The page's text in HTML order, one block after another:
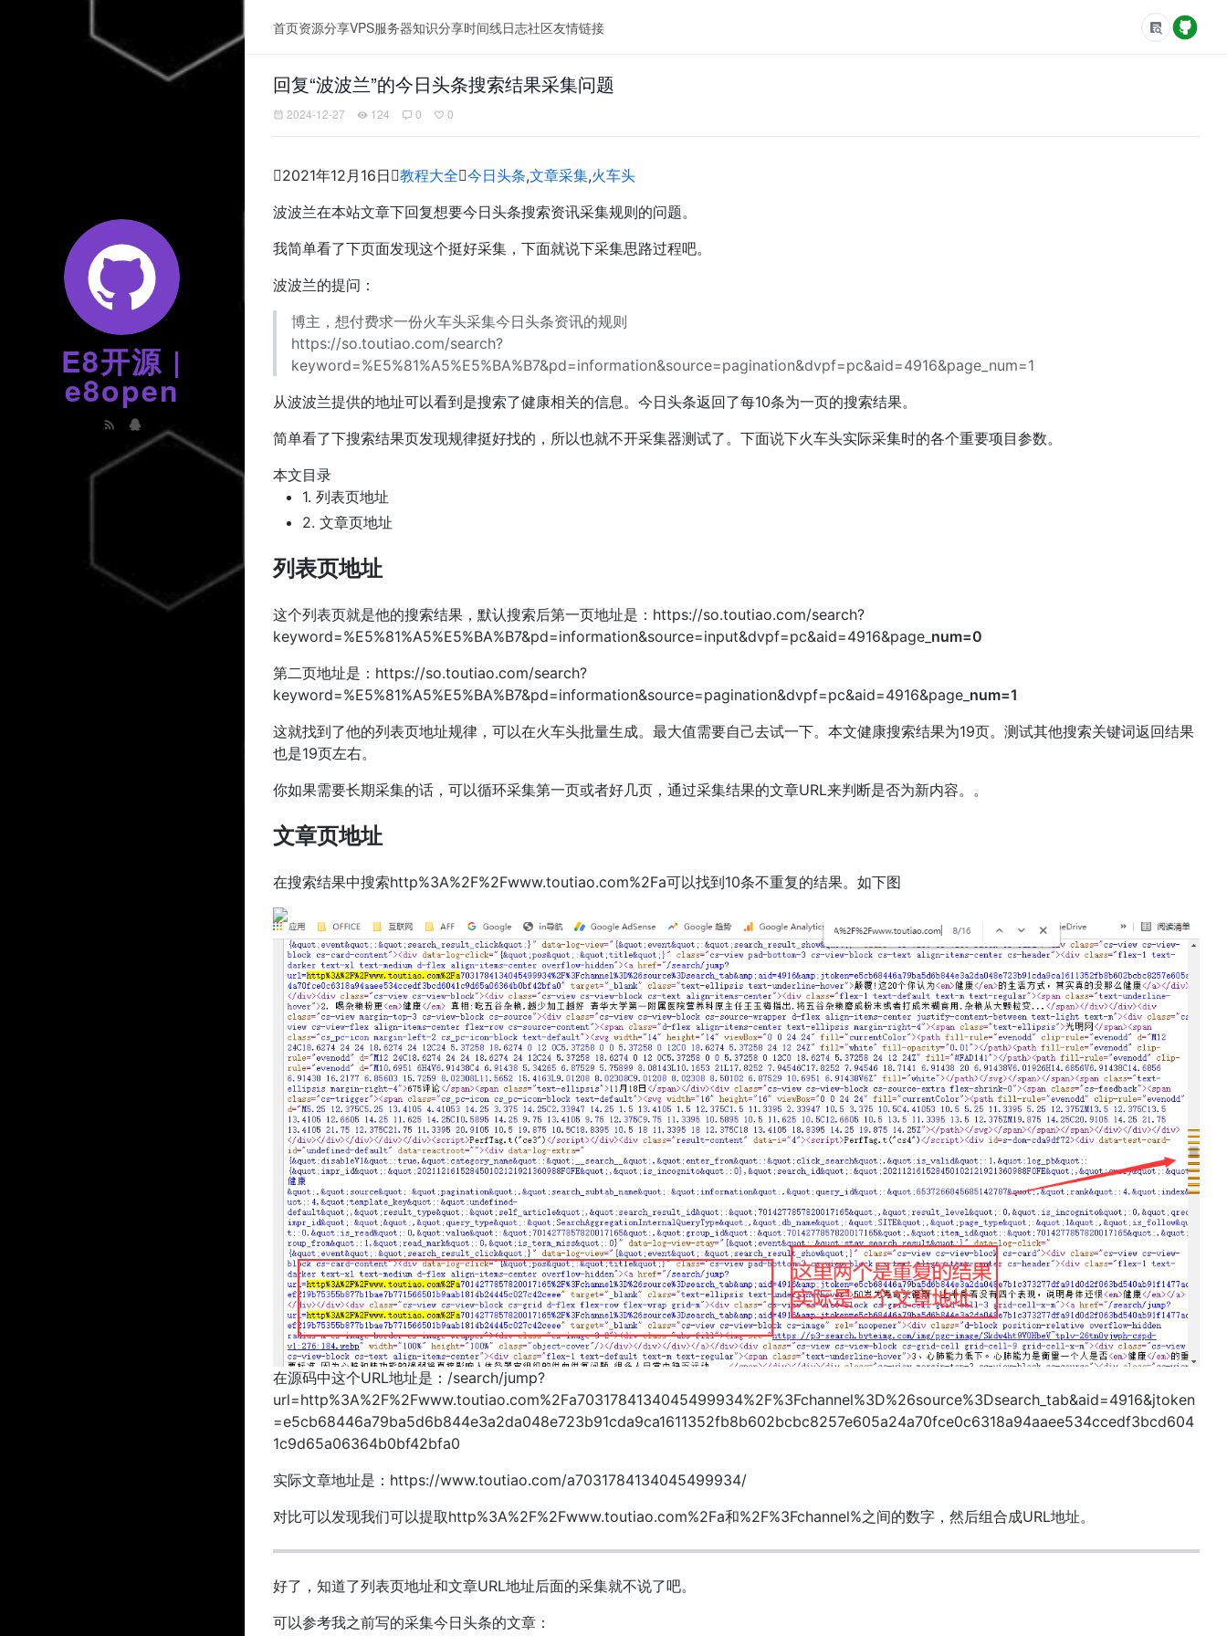
E8开源 |
e8open
首页资源分享VPS服务器知识分享时间线日志社区友情链接
回复“波波兰”的今日头条搜索结果采集问题
2024-12-27 124 0 0
2021年12月16日教程大全今日头条,文章采集,火车头
波波兰在本站文章下回复想要今日头条搜索资讯采集规则的问题。
我简单看了下页面发现这个挺好采集，下面就说下采集思路过程吧。
波波兰的提问：
博主，想付费求一份火车头采集今日头条资讯的规则
https://so.toutiao.com/search?
keyword=%E5%81%A5%E5%BA%B7&pd=information&source=pagination&dvpf=pc&aid=4916&page_num=1
从波波兰提供的地址可以看到是搜索了健康相关的信息。今日头条返回了每10条为一页的搜索结果。
简单看了下搜索结果页发现规律挺好找的，所以也就不开采集器测试了。下面说下火车头实际采集时的各个重要项目参数。
本文目录
1. 列表页地址
2. 文章页地址
列表页地址
这个列表页就是他的搜索结果，默认搜索后第一页地址是：https://so.toutiao.com/search?
keyword=%E5%81%A5%E5%BA%B7&pd=information&source=input&dvpf=pc&aid=4916&page_ num=0
第二页地址是：https://so.toutiao.com/search?
keyword=%E5%81%A5%E5%BA%B7&pd=information&source=pagination&dvpf=pc&aid=4916&page_ num=1
这就找到了他的列表页地址规律，可以在火车头批量生成。最大值需要自己去试一下。本文健康搜索结果为19页。测试其他搜索关键词返回结果
也是19页左右。
你如果需要长期采集的话，可以循环采集第一页或者好几页，通过采集结果的文章URL来判断是否为新内容。。
文章页地址
在搜索结果中搜索http%3A%2F%2Fwww.toutiao.com%2Fa可以找到10条不重复的结果。如下图
在源码中这个URL地址是：/search/jump?
url=http%3A%2F%2Fwww.toutiao.com%2Fa7031784134045499934%2F%3Fchannel%3D%26source%3Dsearch_tab&aid=4916&jtoken
=e5cb68446a79ba5d6b844e3a2da048e723b91cda9ca1611352fb8b602bcbc8257e605a24a70fce0c6318a94aaee534ccedf3bcd604
1c9d65a06364b0bf42bfa0
实际文章地址是：https://www.toutiao.com/a7031784134045499934/
对比可以发现我们可以提取http%3A%2F%2Fwww.toutiao.com%2Fa和%2F%3Fchannel%之间的数字，然后组合成URL地址。
好了，知道了列表页地址和文章URL地址后面的采集就不说了吧。
可以参考我之前写的采集今日头条的文章：